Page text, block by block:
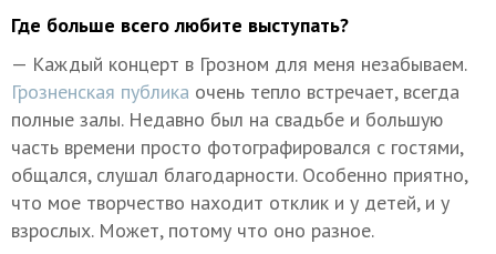
Где больше всего любите выступать?
— Каждый концерт в Грозном для меня незабываем.
Грозненская публика очень тепло встречает, всегда
полные залы. Недавно был на свадьбе и большую
часть времени просто фотографировался с гостями,
общался, слушал благодарности. Особенно приятно,
что мое творчество находит отклик и у детей, и у
взрослых. Может, потому что оно разное.